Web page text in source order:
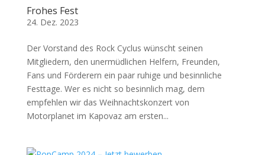
Frohes Fest
24. Dez. 2023
Der Vorstand des Rock Cyclus wünscht seinen
Mitgliedern, den unermüdlichen Helfern, Freunden,
Fans und Förderern ein paar ruhige und besinnliche
Festtage. Wer es nicht so besinnlich mag, dem
empfehlen wir das Weihnachtskonzert von
Motorplanet im Kapovaz am ersten...